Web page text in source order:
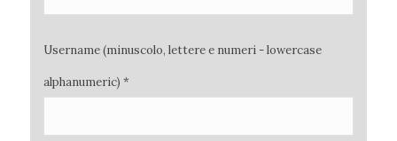
Username (minuscolo, lettere e numeri - lowercase
alphanumeric) *